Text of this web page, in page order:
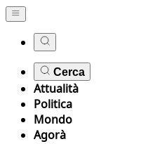
Cerca
Attualità
Politica
Mondo
Agorà